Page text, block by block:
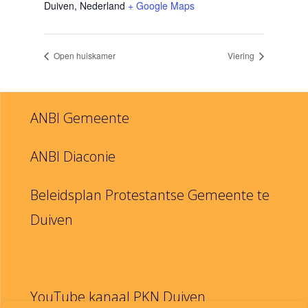
Duiven, Nederland + Google Maps
Open huiskamer Viering
ANBI Gemeente
ANBI Diaconie
Beleidsplan Protestantse Gemeente te
Duiven
YouTube kanaal PKN Duiven